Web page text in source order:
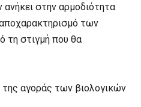
ανήκει στην αρμοδιότητα
των
τη στιγμή που θα
αγοράς των βιολογικών